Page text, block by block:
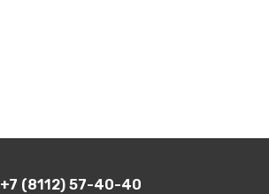
+7 (8112) 57-40-40